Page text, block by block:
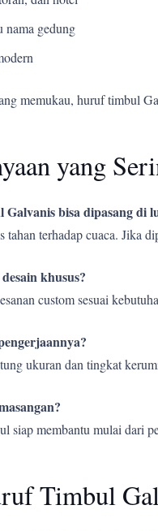
nama gedung
memukau, huruf timbul
yang
bisa dipasang di
terhadap cuaca. Jika
khusus?
custom sesuai
ukuran dan tingkat
membantu mulai dari
Timbul